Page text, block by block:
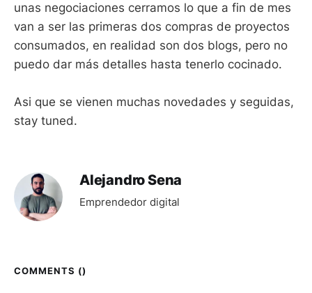
unas negociaciones cerramos lo que a fin de mes
van a ser las primeras dos compras de proyectos
consumados, en realidad son dos blogs, pero no
puedo dar más detalles hasta tenerlo cocinado.
Asi que se vienen muchas novedades y seguidas,
stay tuned.
Alejandro Sena
Emprendedor digital
COMMENTS ()